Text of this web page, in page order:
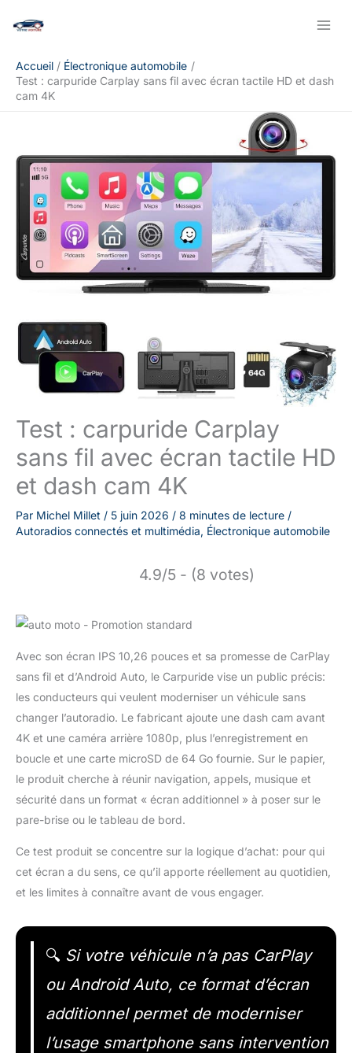
Accueil
Électronique automobile
Test : carpuride Carplay sans fil avec écran tactile HD et dash
cam 4K
Test : carpuride Carplay
sans fil avec écran tactile HD
et dash cam 4K
Par Michel Millet / 5 juin 2026 / 8 minutes de lecture /
Autoradios connectés et multimédia, Électronique automobile
4.9/5 - (8 votes)
Avec son écran IPS 10,26 pouces et sa promesse de CarPlay
sans fil et d’Android Auto, le Carpuride vise un public précis:
les conducteurs qui veulent moderniser un véhicule sans
changer l’autoradio. Le fabricant ajoute une dash cam avant
4K et une caméra arrière 1080p, plus l’enregistrement en
boucle et une carte microSD de 64 Go fournie. Sur le papier,
le produit cherche à réunir navigation, appels, musique et
sécurité dans un format « écran additionnel » à poser sur le
pare-brise ou le tableau de bord.
Ce test produit se concentre sur la logique d’achat: pour qui
cet écran a du sens, ce qu’il apporte réellement au quotidien,
et les limites à connaître avant de vous engager.
🔍 Si votre véhicule n’a pas CarPlay
ou Android Auto, ce format d’écran
additionnel permet de moderniser
l’usage smartphone sans intervention